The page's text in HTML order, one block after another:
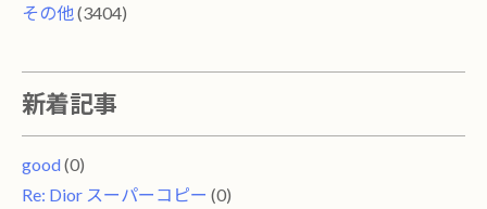
その他 (3404)
新着記事
good(0)
Re: Dior スーパーコピー (0)